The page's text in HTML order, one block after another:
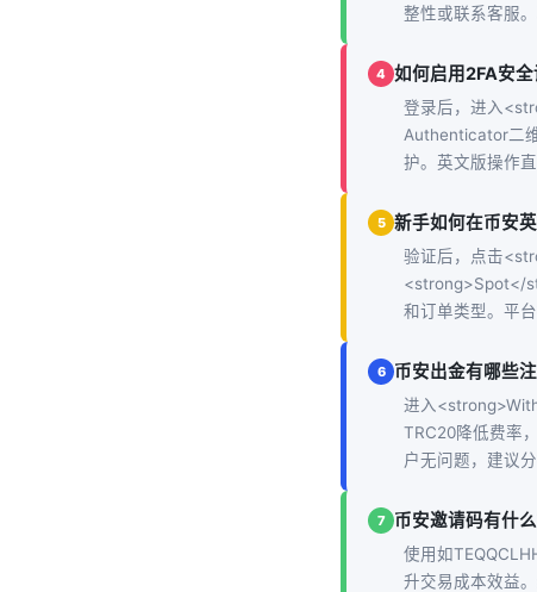
整性或联系客服
4 如何启用2FA安全
登录后，进入
Authenticator二
护。英文版操作
5 新手如何在币安
验证后，点击
<strong>Spot</
和订单类型。平
6 币安出金有哪些注
进入
TRC20降低费率
户无问题，建议分
7 币安邀请码有什么
使用如
升交易成本效益